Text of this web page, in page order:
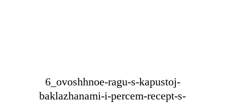
6_ovoshhnoe-ragu-s-kapustoj-
baklazhanami-i-percem-recept-s-